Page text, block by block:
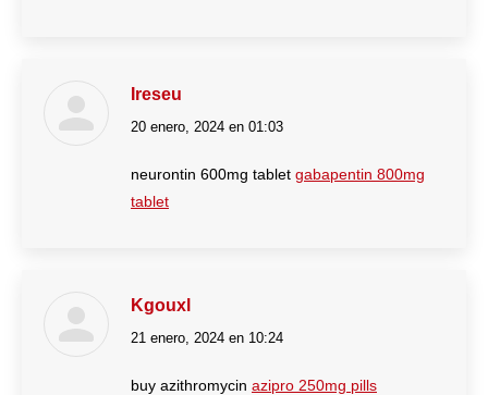
Ireseu
dice:
20 enero, 2024 en 01:03
neurontin 600mg tablet gabapentin 800mg
tablet
Kgouxl
dice:
21 enero, 2024 en 10:24
buy azithromycin azipro 250mg pills